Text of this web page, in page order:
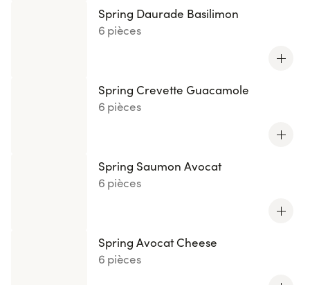
Spring Daurade Basilimon
6 pièces
Spring Crevette Guacamole
6 pièces
Spring Saumon Avocat
6 pièces
Spring Avocat Cheese
6 pièces